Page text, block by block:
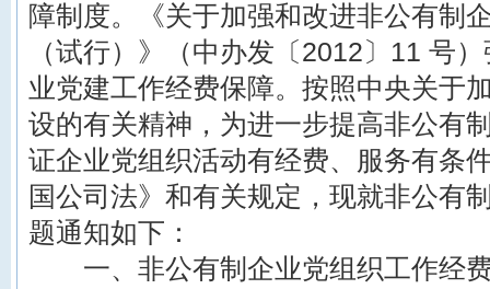
障制度。《关于加强和改进非公有制
（试行）》（中办发〔2012〕11 号
业党建工作经费保障。按照中央关于
设的有关精神，为进一步提高非公有
证企业党组织活动有经费、服务有条
国公司法》和有关规定，现就非公有
题通知如下：
一、非公有制企业党组织工作经费